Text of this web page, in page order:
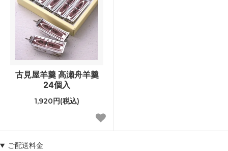
古見屋羊羹 高瀬舟羊羹
24個入
1,920円(税込)
ご配送料金